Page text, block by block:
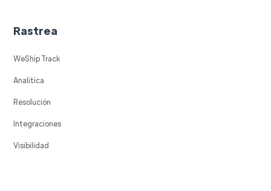
Rastrea
WeShip Track
Analitica
Resolución
Integraciones
Visibilidad